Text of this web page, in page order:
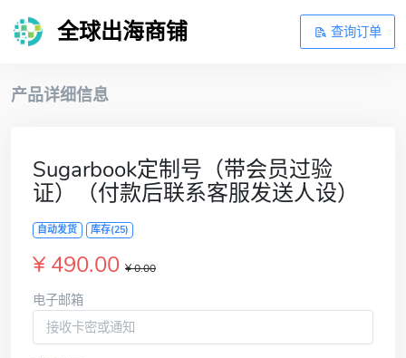
全球出海商铺 查询订单
产品详细信息
Sugarbook定制号（带会员过验
证）（付款后联系客服发送人设）
自动发货 库存(25)
¥ 490.00 ¥ 0.00
电子邮箱